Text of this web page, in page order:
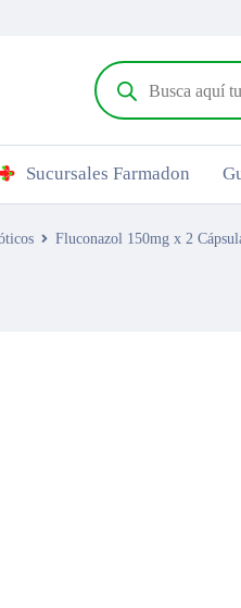
Sucursales Farmadon
Fluconazol 150mg x 2